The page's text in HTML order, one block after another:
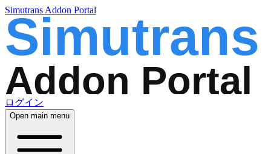
Simutrans Addon Portal
ログイン
Open main menu